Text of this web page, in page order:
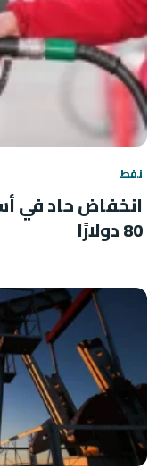
نفط
انخفاض حاد في
80 دولارًا